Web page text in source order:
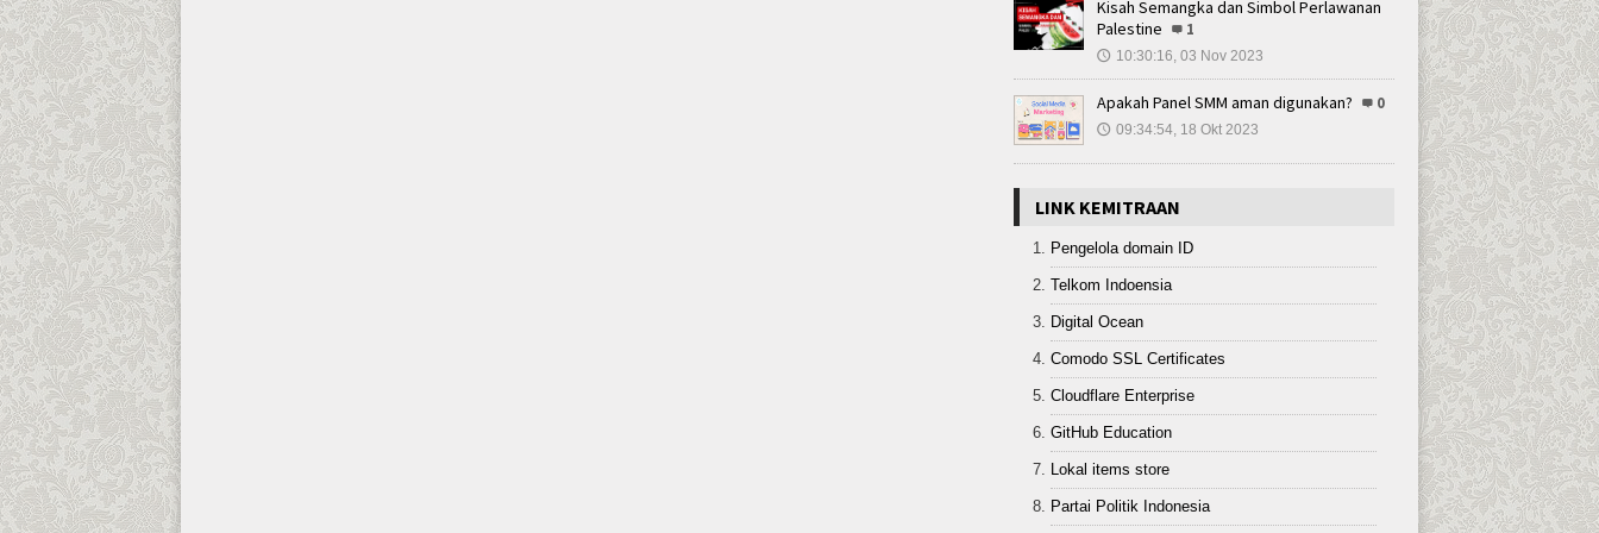
Kisah Semangka dan Simbol Perlawanan
Palestine
1
🕔 10:30:16, 03 Nov 2023
Apakah Panel SMM aman digunakan? 0
🕔 09:34:54, 18 Okt 2023
LINK KEMITRAAN
Pengelola domain ID
Telkom Indoensia
Digital Ocean
Comodo SSL Certificates
Cloudflare Enterprise
GitHub Education
Lokal items store
Partai Politik Indonesia